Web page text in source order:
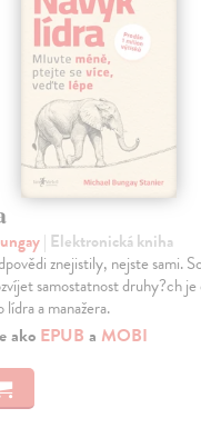
| Elektronická kniha
znejistily, nejste sami.
samostatnost druhy?ch
a manažera.
ako EPUB a MOBI